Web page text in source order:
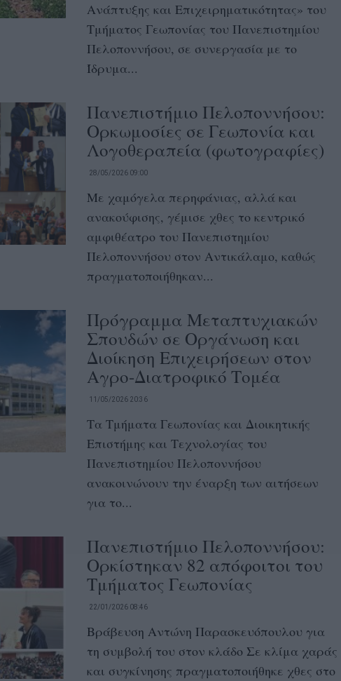
Ανάπτυξης και Επιχειρηματικότητας» του
Τμήματος Γεωπονίας του Πανεπιστημίου
Πελοποννήσου, σε συνεργασία με το
Ίδρυμα...
Πανεπιστήμιο Πελοποννήσου:
Ορκωμοσίες σε Γεωπονία και
Λογοθεραπεία (φωτογραφίες)
28/05/2026 09:00
Με χαμόγελα περηφάνιας, αλλά και
ανακούφισης, γέμισε χθες το κεντρικό
αμφιθέατρο του Πανεπιστημίου
Πελοποννήσου στον Αντικάλαμο, καθώς
πραγματοποιήθηκαν...
Πρόγραμμα Μεταπτυχιακών
Σπουδών σε Οργάνωση και
Διοίκηση Επιχειρήσεων στον
Αγρο-Διατροφικό Τομέα
11/05/2026 20:36
Τα Τμήματα Γεωπονίας και Διοικητικής
Επιστήμης και Τεχνολογίας του
Πανεπιστημίου Πελοποννήσου
ανακοινώνουν την έναρξη των αιτήσεων
για το...
Πανεπιστήμιο Πελοποννήσου:
Ορκίστηκαν 82 απόφοιτοι του
Τμήματος Γεωπονίας
22/01/2026 08:46
Βράβευση Αντώνη Παρασκευόπουλου για
τη συμβολή του στον κλάδο Σε κλίμα χαράς
και συγκίνησης πραγματοποιήθηκε χθες στο